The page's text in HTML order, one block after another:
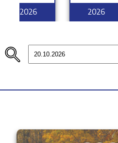
2026 2026